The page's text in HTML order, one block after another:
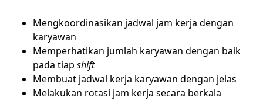
Mengkoordinasikan jadwal jam kerja dengan
karyawan
Memperhatikan jumlah karyawan dengan baik
pada tiap shift
Membuat jadwal kerja karyawan dengan jelas
Melakukan rotasi jam kerja secara berkala